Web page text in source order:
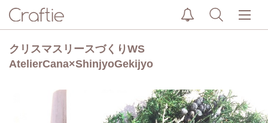
クリスマスリースづくりWS
AtelierCana×ShinjyoGekijyo